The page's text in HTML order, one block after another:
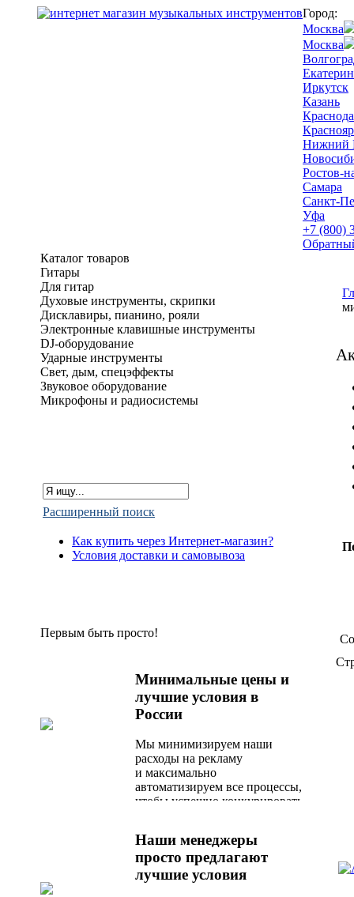
Город:
Москва
Москва
Иркутск
Казань
Нижний
Ростов-
Самара
Санкт-
Уфа
+7 (800)
Каталог товаров
Гитары
Для гитар
Духовые инструменты, скрипки
Дисклавиры, пианино, рояли
Электронные клавишные инструменты
DJ-оборудование
Ударные инструменты
Свет, дым, спецэффекты
Звуковое оборудование
Микрофоны и радиосистемы
Расширенный поиск
Как купить через Интернет-магазин?
Условия доставки и самовывоза
Первым быть просто!
Минимальные цены и
лучшие условия в
России
Мы минимизируем наши
расходы на рекламу
и максимально
автоматизируем все процессы,
чтобы успешно конкурировать
Наши менеджеры
просто предлагают
лучшие условия